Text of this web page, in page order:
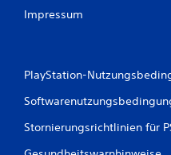
Impressum
PlayStation-
Stornierungsrichtlinien für